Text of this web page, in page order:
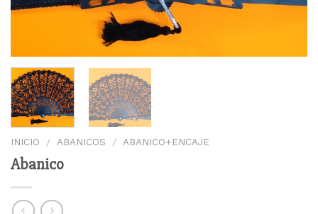
INICIO / ABANICOS / ABANICO+ENCAJE
Abanico